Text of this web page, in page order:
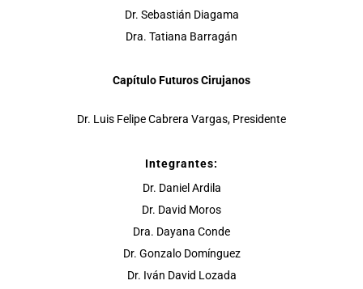
Dr. Sebastián Diagama
Dra. Tatiana Barragán
Capítulo Futuros Cirujanos
Dr. Luis Felipe Cabrera Vargas, Presidente
Integrantes:
Dr. Daniel Ardila
Dr. David Moros
Dra. Dayana Conde
Dr. Gonzalo Domínguez
Dr. Iván David Lozada